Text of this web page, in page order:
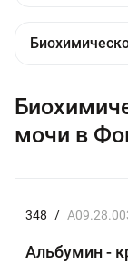
мочи в
348 /
Альбумин -